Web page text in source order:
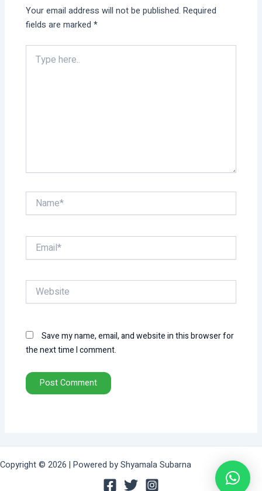
Your email address will not be published. Required
fields are marked*
here..
Name*
Email*
Website
Save my name, email, and website in this browser for
the next time I comment.
Copyright © 2026 | Powered by Shyamala Subarna